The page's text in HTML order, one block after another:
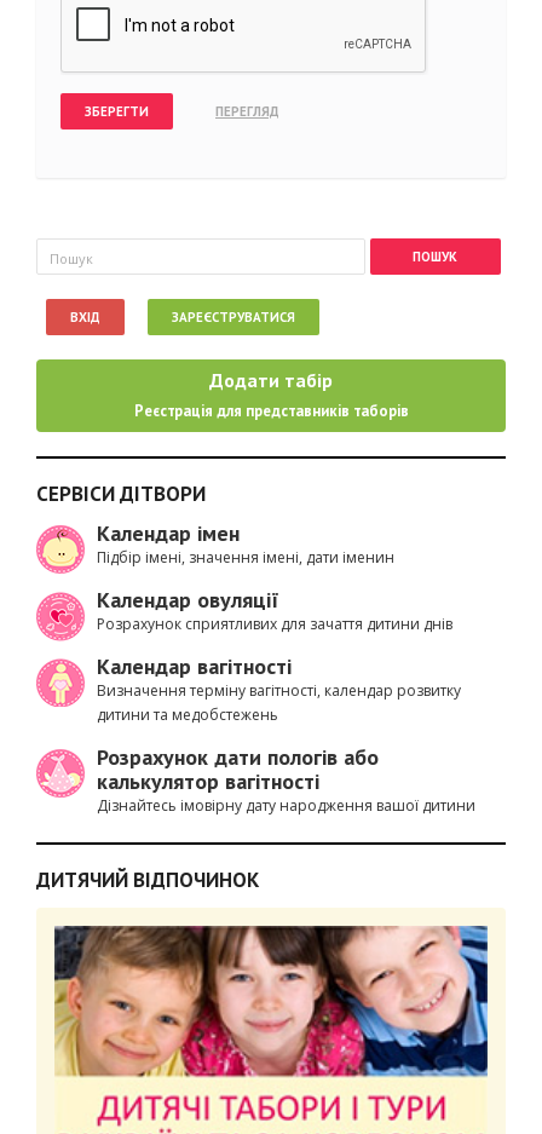
Пошукова форма
Пошук
ВХІД ЗАРЕЄСТРУВАТИСЯ
Додати табір
Реєстрація для представників таборів
СЕРВІСИ ДІТВОРИ
Календар імен
Підбір імені, значення імені, дати іменин
Календар овуляції
Розрахунок сприятливих для зачаття дитини днів
Календар вагітності
Визначення терміну вагітності, календар розвитку
дитини та медобстежень
Розрахунок дати пологів або
калькулятор вагітності
Дізнайтесь імовірну дату народження вашої дитини
ДИТЯЧИЙ ВІДПОЧИНОК